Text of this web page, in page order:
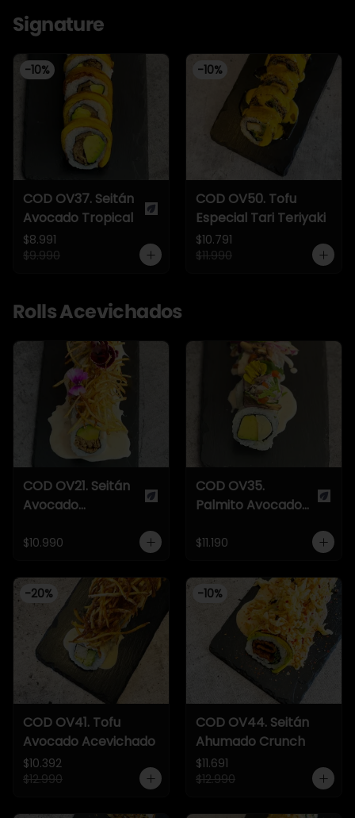
Signature
-10%
COD OV37. Seitán
Avocado Tropical
$8.991
$9.990
-10%
COD OV50. Tofu
Especial Tari Teriyaki
$10.791
$11.990
Rolls Acevichados
COD OV21. Seitán
Avocado
$10.990
COD OV35.
Palmito Avocado
$11.190
-20%
COD OV41. Tofu
Avocado Acevichado
$10.392
$12.990
-10%
COD OV44. Seitán
Ahumado Crunch
$11.691
$12.990